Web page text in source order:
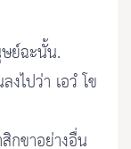
ย์ฉะนั้น.
ไปว่า เอวํ โข
กขาอย่างอื่น